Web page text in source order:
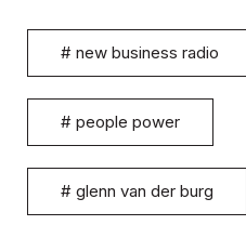
# new business radio
# people power
# glenn van der burg